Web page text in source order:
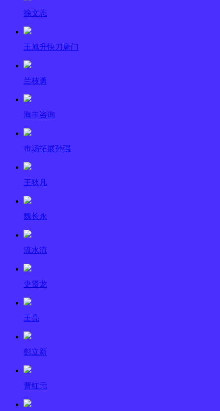
徐文志
王旭升快刀唐门
兰枝勇
海丰咨询
市场拓展孙强
王狄凡
魏长永
流水流
史贤龙
王亮
彭立新
曹红元